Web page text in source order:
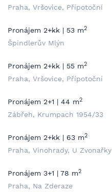
Praha, Vršovice, Přípotoční
Pronájem 2+kk | 53 m2
Špindlerův Mlýn
Pronájem 2+kk | 55 m2
Praha, Vršovice, Přípotoční
Pronájem 2+1 | 44 m2
Zábřeh, Krumpach 1954/33
Pronájem 2+kk | 63 m2
Praha, Vinohrady, U Zvonařky
Pronájem 3+1 | 78 m2
Praha, Na Zderaze